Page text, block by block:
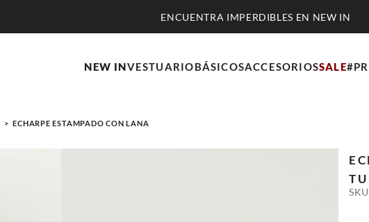
ENCUENTRA IMPERDIBLES EN NEW IN
NEW INVESTUARIOBÁSICOSACCESORIOSSALE
ECHARPE ESTAMPADO CON LANA
TU
SKU